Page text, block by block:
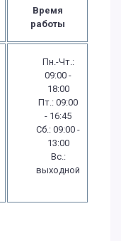
Время
работы
Пн.-Чт.:
09:00 -
18:00
Пт.: 09:00
- 16:45
Сб.: 09:00 -
13:00
Вс.:
выходной